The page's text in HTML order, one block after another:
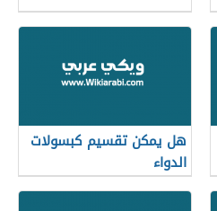
هل يمكن تقسيم كبسولات
الدواء